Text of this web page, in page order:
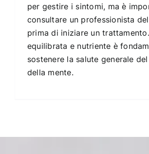
per gestire i sintomi, ma è
consultare un professionista
prima di iniziare un
equilibrata e nutriente è
sostenere la salute generale
della mente.